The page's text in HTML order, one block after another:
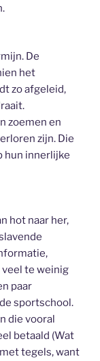
De
het
zo afgeleid,
zoemen en
zijn. Die
hun innerlijke
hot naar her,
veel te weinig
paar
sportschool.
die vooral
betaald (Wat
tegels, want